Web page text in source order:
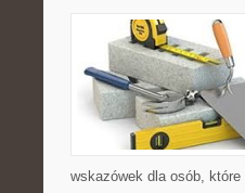
wskazówek dla osób,